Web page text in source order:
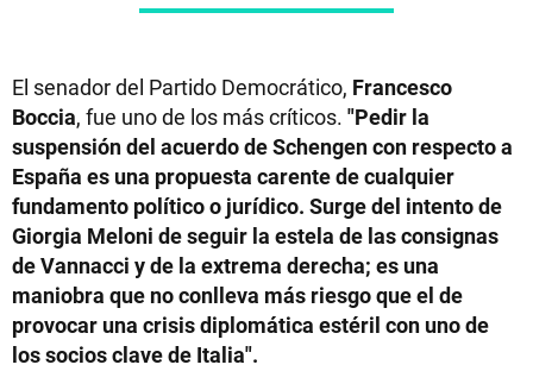
El senador del Partido Democrático, Francesco
Boccia, fue uno de los más críticos. "Pedir la
suspensión del acuerdo de Schengen con respecto a
España es una propuesta carente de cualquier
fundamento político o jurídico. Surge del intento de
Giorgia Meloni de seguir la estela de las consignas
de Vannacci y de la extrema derecha; es una
maniobra que no conlleva más riesgo que el de
provocar una crisis diplomática estéril con uno de
los socios clave de Italia".